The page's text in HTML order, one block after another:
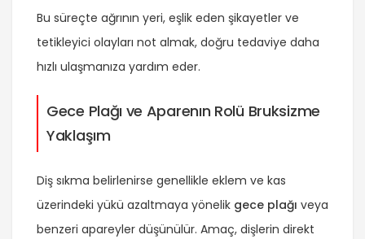
Bu süreçte ağrının yeri, eşlik eden şikayetler ve
tetikleyici olayları not almak, doğru tedaviye daha
hızlı ulaşmanıza yardım eder.
Gece Plağı ve Aparenın Rolü Bruksizme
Yaklaşım
Diş sıkma belirlenirse genellikle eklem ve kas
üzerindeki yükü azaltmaya yönelik gece plağı veya
benzeri apareyler düşünülür. Amaç, dişlerin direkt